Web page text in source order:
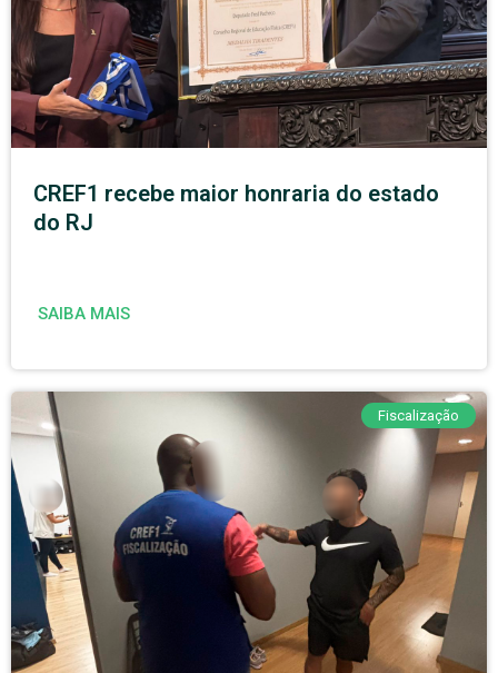
CREF1 recebe maior honraria do estado
do RJ
SAIBA MAIS
Fiscalização